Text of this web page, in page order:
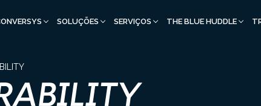
SOLUÇÕES SERVIÇOS THE BLUE HUDDLE